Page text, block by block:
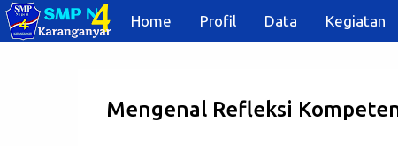
Home Profil Data Kegiatan
Mengenal Refleksi